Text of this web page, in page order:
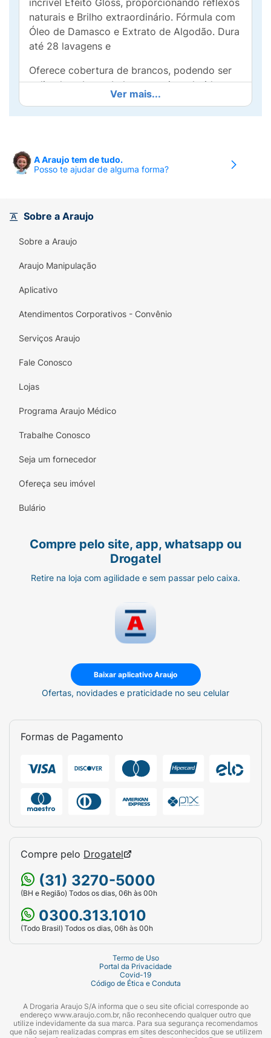
incrível Efeito Gloss, proporcionando reflexos
naturais e Brilho extraordinário. Fórmula com
Óleo de Damasco e Extrato de Algodão. Dura
até 28 lavagens e
Oferece cobertura de brancos, podendo ser
aplicado sobre cabelos naturais, coloridos,
relaxados e alisados.
Ativador 90 ml.1 par de luvas.01 Folheto
Explicativo.
Ver mais...
A Araujo tem de tudo.
Posso te ajudar de alguma forma?
Sobre a Araujo
Sobre a Araujo
Araujo Manipulação
Aplicativo
Atendimentos Corporativos - Convênio
Serviços Araujo
Fale Conosco
Lojas
Programa Araujo Médico
Trabalhe Conosco
Seja um fornecedor
Ofereça seu imóvel
Bulário
Compre pelo site, app, whatsapp ou
Drogatel
Retire na loja com agilidade e sem passar pelo caixa.
Baixar aplicativo Araujo
Ofertas, novidades e praticidade no seu celular
Formas de Pagamento
Compre pelo Drogatel
(31) 3270-5000
(BH e Região) Todos os dias, 06h às 00h
0300.313.1010
(Todo Brasil) Todos os dias, 06h às 00h
Termo de Uso
Portal da Privacidade
Covid-19
Código de Ética e Conduta
A Drogaria Araujo S/A informa que o seu site oficial corresponde ao
endereço www.araujo.com.br, não reconhecendo qualquer outro que
utilize indevidamente da sua marca. Para sua segurança recomendamos
que não sejam realizadas compras em sites desconhecidos que se utilizem